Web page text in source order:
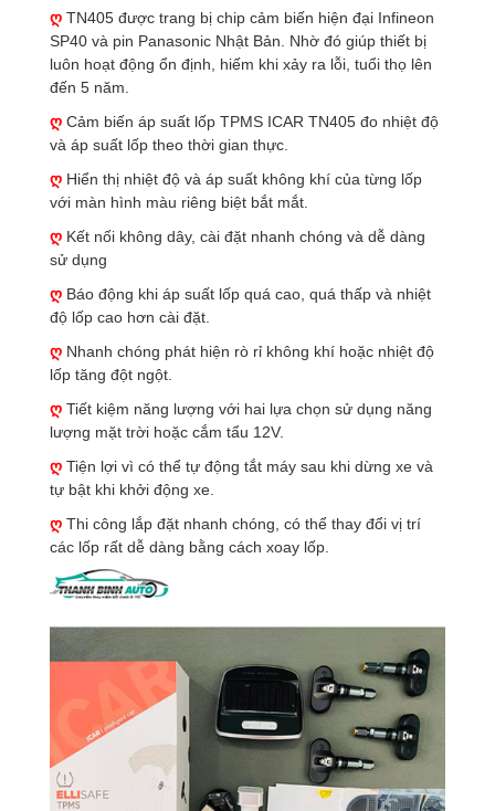
ღ TN405 được trang bị chip cảm biến hiện đại Infineon
SP40 và pin Panasonic Nhật Bản. Nhờ đó giúp thiết bị
luôn hoạt động ổn định, hiếm khi xảy ra lỗi, tuổi thọ lên
đến 5 năm.
ღ Cảm biến áp suất lốp TPMS ICAR TN405 đo nhiệt độ
và áp suất lốp theo thời gian thực.
ღ Hiển thị nhiệt độ và áp suất không khí của từng lốp
với màn hình màu riêng biệt bắt mắt.
ღ Kết nối không dây, cài đặt nhanh chóng và dễ dàng
sử dụng
ღ Báo động khi áp suất lốp quá cao, quá thấp và nhiệt
độ lốp cao hơn cài đặt.
ღ Nhanh chóng phát hiện rò rỉ không khí hoặc nhiệt độ
lốp tăng đột ngột.
ღ Tiết kiệm năng lượng với hai lựa chọn sử dụng năng
lượng mặt trời hoặc cắm tẩu 12V.
ღ Tiện lợi vì có thể tự động tắt máy sau khi dừng xe và
tự bật khi khởi động xe.
ღ Thi công lắp đặt nhanh chóng, có thể thay đổi vị trí
các lốp rất dễ dàng bằng cách xoay lốp.